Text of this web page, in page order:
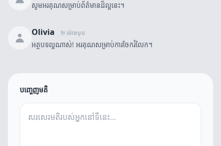
សូមអរគុណសម្រាប់ព័ត៌មានដ៏ល្អនេះ។
Olivia ២ ម៉ោងមុន
អត្ថបទល្អណាស់! អរគុណសម្រាប់ការចែករំលែក។
បញ្ចេញមតិ